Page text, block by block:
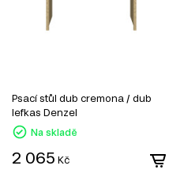
Psací stůl dub cremona / dub
lefkas Denzel
Na skladě
2 065 Kč